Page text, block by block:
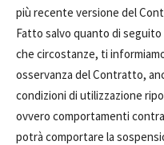
più recente versione del
Fatto salvo quanto di
che circostanze, ti
osservanza del Contratto,
condizioni di utilizzazione
ovvero comportamenti
potrà comportare la